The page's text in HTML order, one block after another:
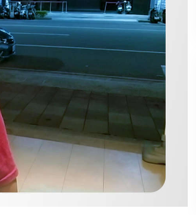
Kinderen
Ethiek en
De
De